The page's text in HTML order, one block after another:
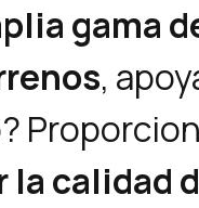
gama
,
calidad